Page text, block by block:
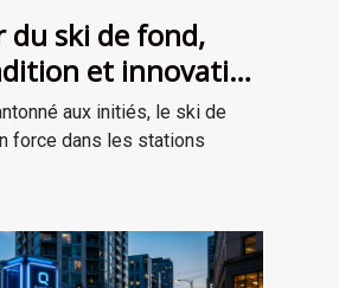
du ski de fond,
et innovation
aux initiés, le ski de
force dans les stations